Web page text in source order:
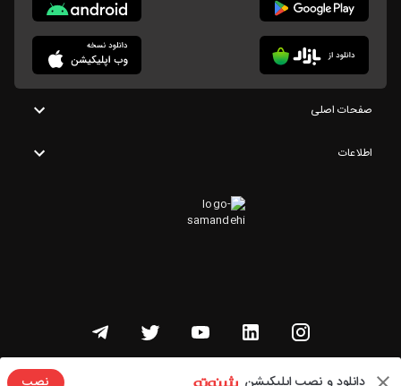
صفحات اصلی
اطلاعات
تمامی حقوق این وبسایت متعلق به شنوتو است